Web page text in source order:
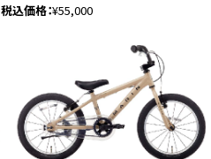
税込価格 ¥55,000